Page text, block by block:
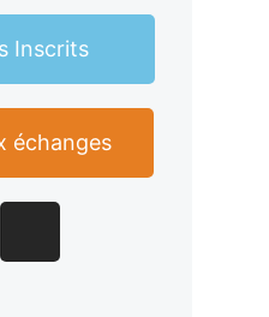
Inscrits
échanges